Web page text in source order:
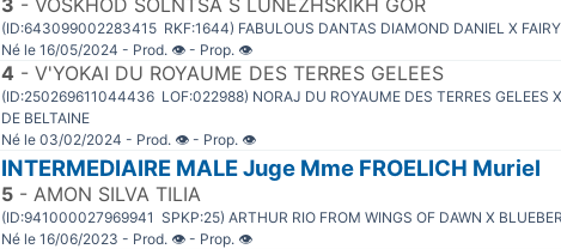
3 - VOSKHOD SOLNTSA S LUNEZHSKIKH GOR
(ID:643099002283415 RKF:1644) FABULOUS DANTAS DIAMOND DANIEL X
Né le 16/05/2024 - Prod. 👁 - Prop. 👁
4 - V'YOKAI DU ROYAUME DES TERRES GELEES
(ID:250269611044436 LOF:022988) NORAJ DU ROYAUME DES TERRES GELEES
DE BELTAINE
Né le 03/02/2024 - Prod. 👁 - Prop. 👁
INTERMEDIAIRE MALE Juge Mme FROELICH Muriel
5 - AMON SILVA TILIA
(ID:941000027969941 SPKP:25) ARTHUR RIO FROM WINGS OF DAWN X
Né le 16/06/2023 - Prod. 👁 - Prop. 👁